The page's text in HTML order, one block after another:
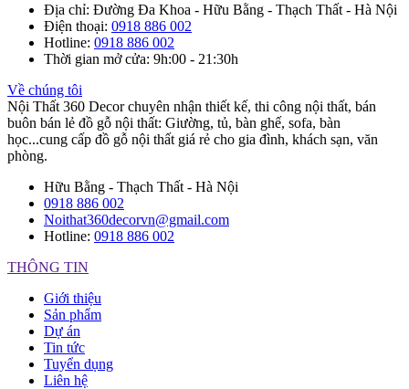
Địa chỉ: Đường Đa Khoa - Hữu Bằng - Thạch Thất - Hà Nội
Điện thoại: 0918 886 002
Hotline: 0918 886 002
Thời gian mở cửa: 9h:00 - 21:30h
Về chúng tôi
Nội Thất 360 Decor chuyên nhận thiết kế, thi công nội thất, bán
buôn bán lẻ đồ gỗ nội thất: Giường, tủ, bàn ghế, sofa, bàn
học...cung cấp đồ gỗ nội thất giá rẻ cho gia đình, khách sạn, văn
phòng.
Hữu Bằng - Thạch Thất - Hà Nội
0918 886 002
Noithat360decorvn@gmail.com
Hotline: 0918 886 002
THÔNG TIN
Giới thiệu
Sản phẩm
Dự án
Tin tức
Tuyển dụng
Liên hệ